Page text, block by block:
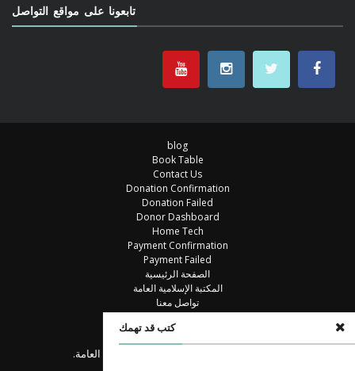
كتب قد تهمك
تابعونا على مواقع التواصل
blog
Book Table
Contact Us
Donation Confirmation
Donation Failed
Donor Dashboard
Home Tech
Payment Confirmation
Payment Failed
الصفحة الرئيسية
المكتبة الإسلامية العامة
تواصل معنا
خزانة الكتب
مكتبة
© جميع الحقوق محفوظة للمكتبة الإسلامية العامة.